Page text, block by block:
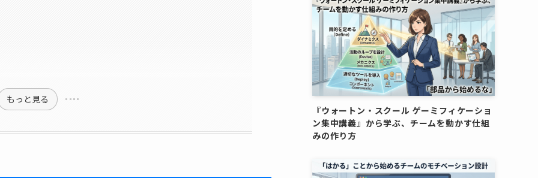
もっと見る
『ウォートン・スクール ゲーミフィケーショ
ン集中講義』から学ぶ、チームを動かす仕組
みの作り方